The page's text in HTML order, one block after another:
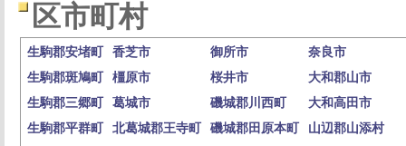
区市町村
生駒郡安堵町 香芝市 御所市
奈良市
生駒郡斑鳩町
橿原市 桜井市
大和郡山市
生駒郡三郷町
葛城市 磯城郡川西町
大和高田市
生駒郡平群町
北葛城郡王寺町 磯城郡田原本町
山辺郡山添村